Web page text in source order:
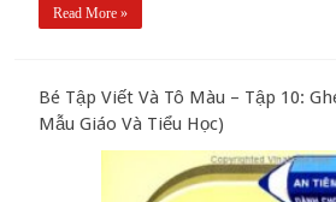
Read More »
Bé Tập Viết Và Tô Màu – Tập 10:
Mẫu Giáo Và Tiểu Học)